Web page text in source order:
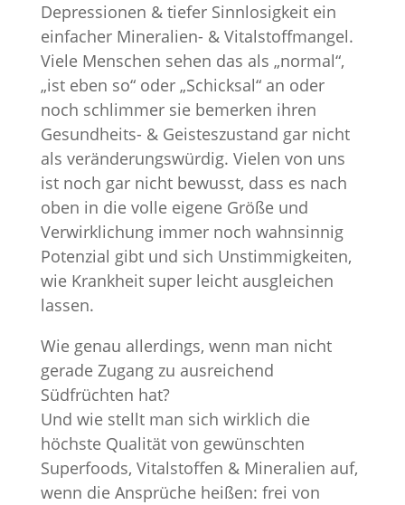
Depressionen & tiefer Sinnlosigkeit ein
einfacher Mineralien- & Vitalstoffmangel.
Viele Menschen sehen das als „normal“,
„ist eben so“ oder „Schicksal“ an oder
noch schlimmer sie bemerken ihren
Gesundheits- & Geisteszustand gar nicht
als veränderungswürdig. Vielen von uns
ist noch gar nicht bewusst, dass es nach
oben in die volle eigene Größe und
Verwirklichung immer noch wahnsinnig
Potenzial gibt und sich Unstimmigkeiten,
wie Krankheit super leicht ausgleichen
lassen.
Wie genau allerdings, wenn man nicht
gerade Zugang zu ausreichend
Südfrüchten hat?
Und wie stellt man sich wirklich die
höchste Qualität von gewünschten
Superfoods, Vitalstoffen & Mineralien auf,
wenn die Ansprüche heißen: frei von